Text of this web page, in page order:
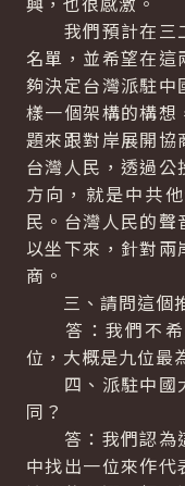
我們預計在三
名單，並希望在
夠決定台灣派駐
樣一個架構的構
題來跟對岸展開協
台灣人民，透過
方向，就是中共
民。台灣人民的
以坐下來，針對
商。
三、請問這個推
答：我們不希
位，大概是九位最
四、派駐中國
同？
答：我們認為
中找出一位來作